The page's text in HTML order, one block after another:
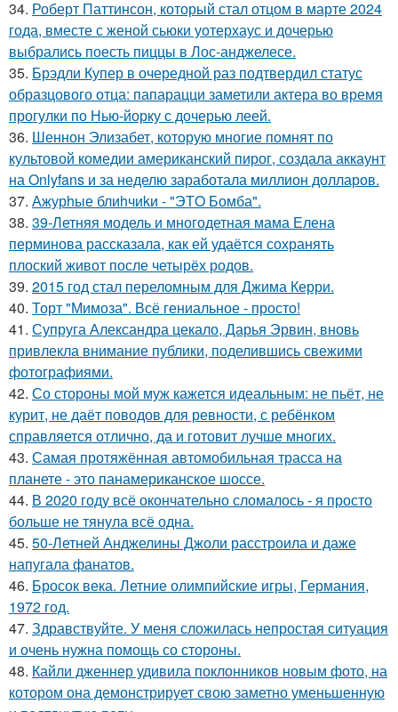
34. Роберт Паттинсон, который стал отцом в марте 2024
года, вместе с женой сьюки уотерхаус и дочерью
выбрались поесть пиццы в Лос-анджелесе.
35. Брэдли Купер в очередной раз подтвердил статус
образцового отца: папарацци заметили актера во время
прогулки по Нью-йорку с дочерью леей.
36. Шеннон Элизабет, которую многие помнят по
культовой комедии американский пирог, создала аккаунт
на Onlyfans и за неделю заработала миллион долларов.
37. Ажурhые блиhчиkи - "ЭТO Бомба".
38. 39-Летняя модель и многодетная мама Елена
перминова рассказала, как ей удаётся сохранять
плоский живот после четырёх родов.
39. 2015 год стал переломным для Джима Керри.
40. Торт "Мимоза". Всё гениальное - просто!
41. Супруга Александра цекало, Дарья Эрвин, вновь
привлекла внимание публики, поделившись свежими
фотографиями.
42. Со стороны мой муж кажется идеальным: не пьёт, не
курит, не даёт поводов для ревности, с ребёнком
справляется отлично, да и готовит лучше многих.
43. Самая протяжённая автомобильная трасса на
планете - это панамериканское шоссе.
44. В 2020 году всё окончательно сломалось - я просто
больше не тянула всё одна.
45. 50-Летней Анджелины Джоли расстроила и даже
напугала фанатов.
46. Бросок века. Летние олимпийские игры, Германия,
1972 год.
47. Здравствуйте. У меня сложилась непростая ситуация
и очень нужна помощь со стороны.
48. Кайли дженнер удивила поклонников новым фото, на
котором она демонстрирует свою заметно уменьшенную